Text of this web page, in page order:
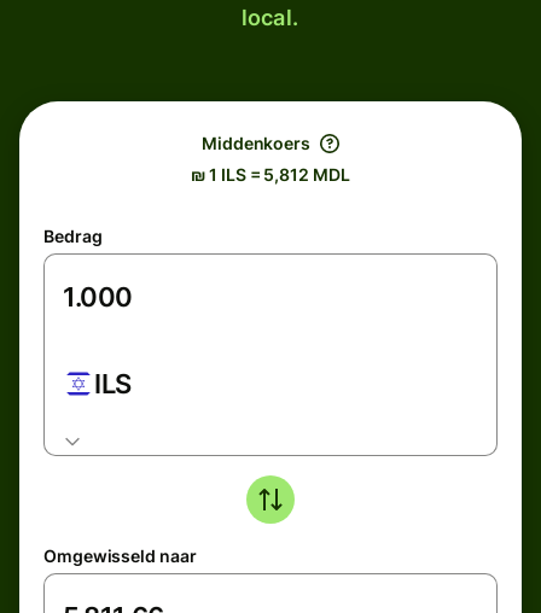
local.
Middenkoers
₪ 1 ILS = 5,812 MDL
Bedrag
ILS
Omgewisseld naar